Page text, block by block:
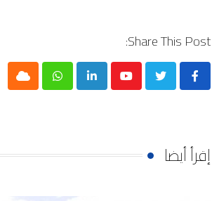
Share This Post:
Youtube
LinkedIn
Whatsapp
Cloud
إقرأ أيضا